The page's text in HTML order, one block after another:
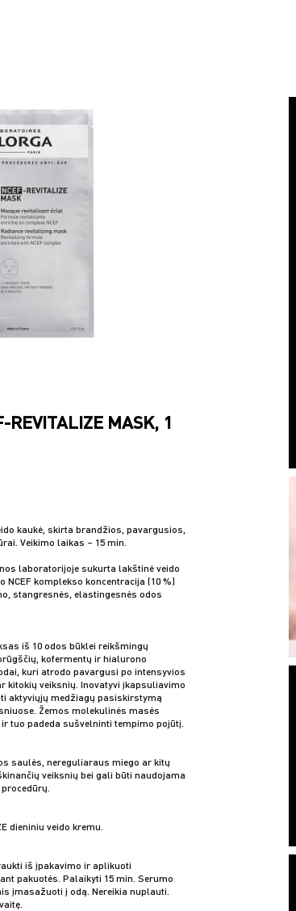
REVITALIZE MASK, 1
kaukė, skirta brandžios, pavargusios,
Veikimo laikas – 15 min.
laboratorijoje sukurta lakštinė veido
NCEF komplekso koncentracija (10 %)
stangresnės, elastingesnės odos
iš 10 odos būklei reikšmingų
kofermentų ir hialurono
kuri atrodo pavargusi po intensyvios
kitokių veiksnių. Inovatyvi įkapsuliavimo
aktyviųjų medžiagų pasiskirstymą
Žemos molekulinės masės
tuo padeda sušvelninti tempimo pojūtį.
saulės, nereguliaraus miego ar kitų
veiksnių bei gali būti naudojama
dieniniu veido kremu.
iš įpakavimo ir aplikuoti
pakuotės. Palaikyti 15 min. Serumo
įmasažuoti į odą. Nereikia nuplauti.